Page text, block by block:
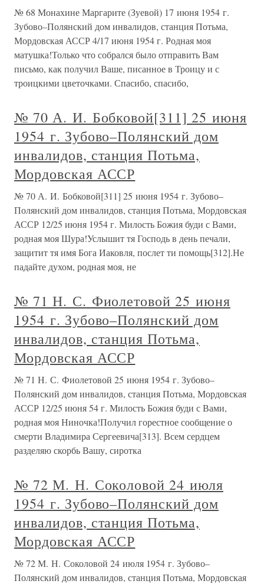
№ 68 Монахине Маргарите (Зуевой) 17 июня 1954 г.
Зубово–Полянский дом инвалидов, станция Потьма,
Мордовская АССР 4/17 июня 1954 г. Родная моя
матушка!Только что собрался было отправить Вам
письмо, как получил Ваше, писанное в Троицу и с
троицкими цветочками. Спасибо, спасибо,
№ 70 А. И. Бобковой[311] 25 июня
1954 г. Зубово–Полянский дом
инвалидов, станция Потьма,
Мордовская АССР
№ 70 А. И. Бобковой[311] 25 июня 1954 г. Зубово–
Полянский дом инвалидов, станция Потьма, Мордовская
АССР 12/25 июня 1954 г. Милость Божия буди с Вами,
родная моя Шура!Услышит тя Господь в день печали,
защитит тя имя Бога Иаковля, послет ти помощь[312].Не
падайте духом, родная моя, не
№ 71 Н. С. Фиолетовой 25 июня
1954 г. Зубово–Полянский дом
инвалидов, станция Потьма,
Мордовская АССР
№ 71 Н. С. Фиолетовой 25 июня 1954 г. Зубово–
Полянский дом инвалидов, станция Потьма, Мордовская
АССР 12/25 июня 54 г. Милость Божия буди с Вами,
родная моя Ниночка!Получил горестное сообщение о
смерти Владимира Сергеевича[313]. Всем сердцем
разделяю скорбь Вашу, сиротка
№ 72 М. Н. Соколовой 24 июля
1954 г. Зубово–Полянский дом
инвалидов, станция Потьма,
Мордовская АССР
№ 72 М. Н. Соколовой 24 июля 1954 г. Зубово–
Полянский дом инвалидов, станция Потьма, Мордовская